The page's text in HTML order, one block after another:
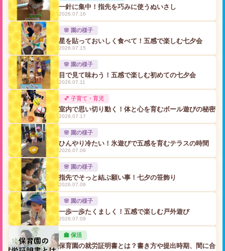
一針に集中！指先を巧みに使うぬいさし
2026.07.16
🌸 園の様子
星を貼っておいしく食べて！五感で楽しむ七夕会
2026.07.15
🌸 園の様子
目で見て味わう！五感で楽しむ初めての七夕会
2026.07.11
💕 子育て・育児
室内で思い切り動く！体と心を育むボール遊びの秘密
2026.07.17
🌸 園の様子
ひんやり冷たい！氷遊びで五感を育むテラスの時間
2026.07.09
🌸 園の様子
指先でそっと結ぶ願い事！七夕の笹飾り
2026.07.09
🌸 園の様子
一歩一歩たくましく！五感で楽しむ戸外遊び
2026.07.09
🏫 保活
保育園の就労証明書とは？書き方や提出時期、間に合